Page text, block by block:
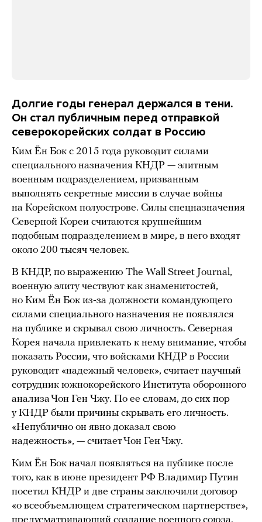
Долгие годы генерал держался в тени.
Он стал публичным перед отправкой
северокорейских солдат в Россию
Ким Ён Бок с 2015 года руководит силами
специального назначения КНДР — элитным
военным подразделением, призванным
выполнять секретные миссии в случае войны
на Корейском полуострове. Силы спецназначения
Северной Кореи считаются крупнейшим
подобным подразделением в мире, в него входят
около 200 тысяч человек.
В КНДР, по выражению The Wall Street Journal,
военную элиту чествуют как знаменитостей,
но Ким Ён Бок из-за должности командующего
силами специального назначения не появлялся
на публике и скрывал свою личность. Северная
Корея начала привлекать к нему внимание, чтобы
показать России, что войсками КНДР в России
руководит «надежный человек», считает научный
сотрудник южнокорейского Института оборонного
анализа Чон Ген Чжу. По ее словам, до сих пор
у КНДР были причины скрывать его личность.
«Непублично он явно доказал свою
надежность», — считает Чон Ген Чжу.
Ким Ён Бок начал появляться на публике после
того, как в июне президент РФ Владимир Путин
посетил КНДР и две страны заключили договор
«о всеобъемлющем стратегическом партнерстве»,
предусматривающий создание военного союза.